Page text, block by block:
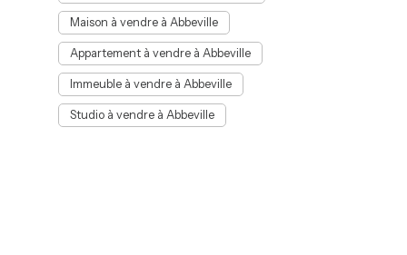
Maison à vendre à Abbeville
Appartement à vendre à Abbeville
Immeuble à vendre à Abbeville
Studio à vendre à Abbeville